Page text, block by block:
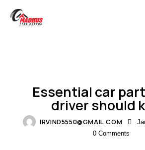
Essential car
driver should
IRVIND5550@GMAIL.COM
0 Comments